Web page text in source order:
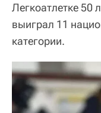
Легкоатлетке 50
выиграл 11
категории.